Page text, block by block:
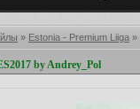
» Estonia - Premium Liiga »
by Andrey_Pol